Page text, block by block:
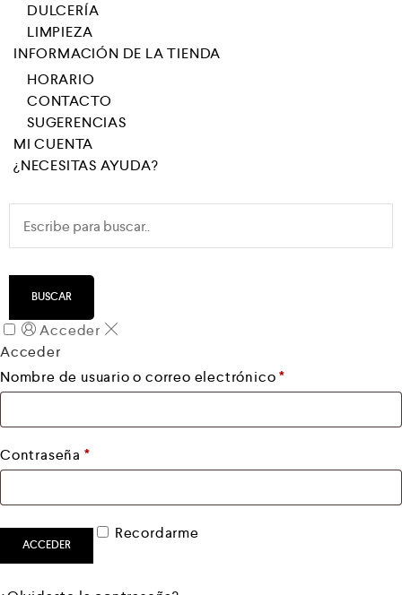
DULCERÍA
LIMPIEZA
INFORMACIÓN DE LA TIENDA
HORARIO
CONTACTO
SUGERENCIAS
MI CUENTA
¿NECESITAS AYUDA?
BUSCAR
Acceder
Acceder
Nombre de usuario o correo electrónico*
Contraseña *Obligatorio
Recordarme
ACCEDER